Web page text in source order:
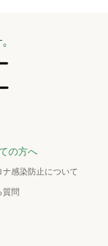
の方へ
ナ感染防止について
質問